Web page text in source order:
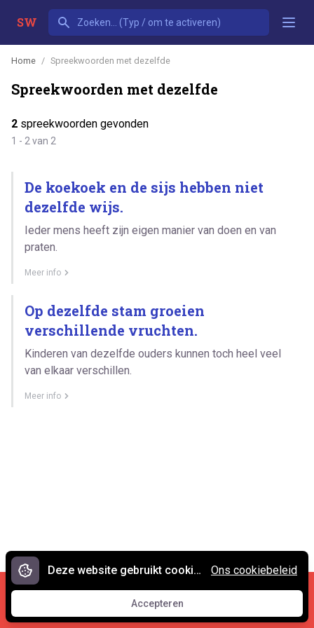
SW
Home Spreekwoorden met dezelfde
Spreekwoorden met dezelfde
2 spreekwoorden gevonden
1 - 2 van 2
De koekoek en de sijs hebben niet
dezelfde wijs.
Ieder mens heeft zijn eigen manier van doen en van
praten.
Meer info
Op dezelfde stam groeien
verschillende vruchten.
Kinderen van dezelfde ouders kunnen toch heel veel
van elkaar verschillen.
Meer info
Cookies en privacy •
Contact
© 2007 - 2026 Spreekwoorden.nl
Deze website gebruikt cookies.
Accepteren
Accepteren
Ons cookiebeleid